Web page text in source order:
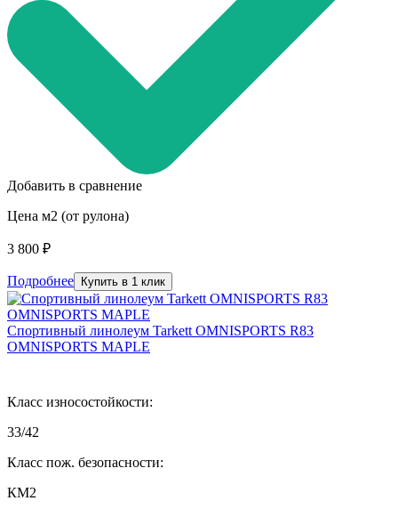
Добавить в сравнение
Цена м2 (от рулона)
3 800 ₽
Подробнее Купить в 1 клик
Спортивный линолеум Tarkett OMNISPORTS R83
OMNISPORTS MAPLE
Класс износостойкости:
33/42
Класс пож. безопасности:
КМ2